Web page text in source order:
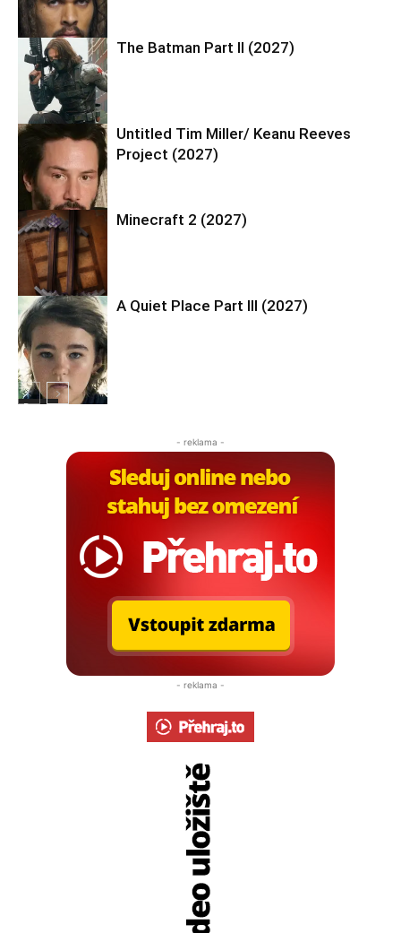
Akční
Akční
The Batman Part II (2027)
Akční
Untitled Tim Miller/ Keanu Reeves
Project (2027)
Akční
Minecraft 2 (2027)
Drama
A Quiet Place Part III (2027)
- reklama -
- reklama -